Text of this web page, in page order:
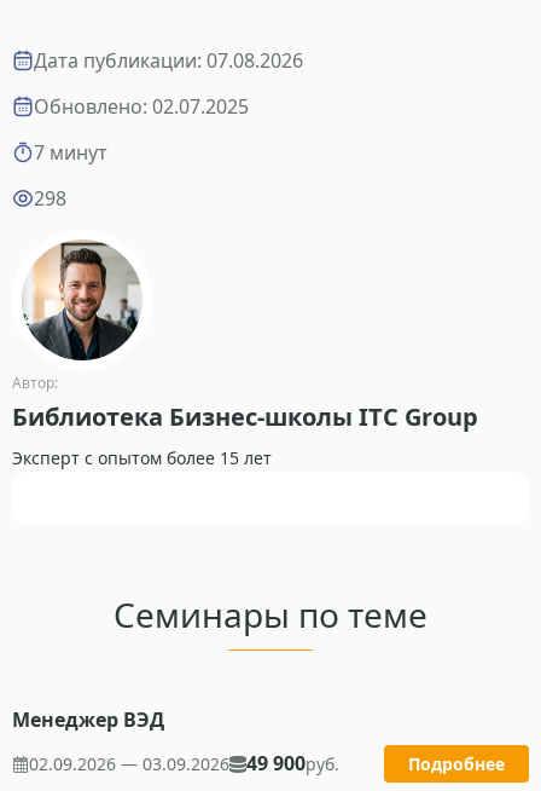
Дата публикации: 07.08.2026
Обновлено: 02.07.2025
7 минут
298
Автор:
Библиотека Бизнес-школы ITC Group
Эксперт с опытом более 15 лет
Семинары по теме
Менеджер ВЭД
02.09.2026 — 03.09.2026 49 900руб. Подробнее